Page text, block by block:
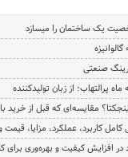
یک ساختمان را میسازد
صنعتی
پرالتهاب؛ از زبان تولیدکننده
مقایسه‌ای که قبل از خرید
کاربرد، عملکرد، مزایا،
افزایش کیفیت و بهره‌وری برای